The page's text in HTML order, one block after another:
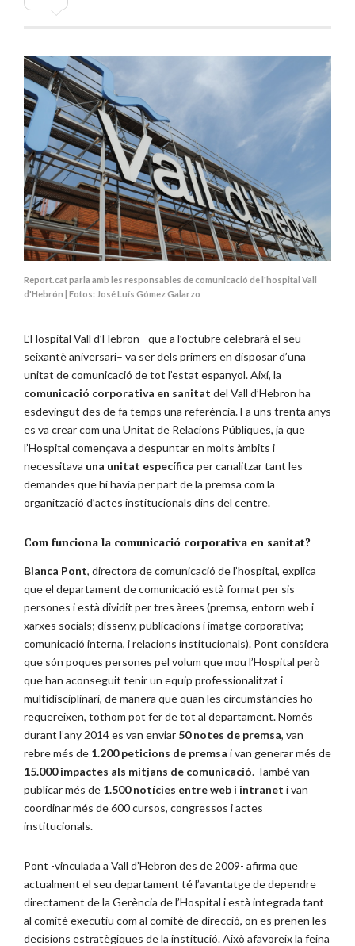
Report.cat parla amb les responsables de comunicació de l'hospital Vall
d'Hebrón | Fotos: José Luís Gómez Galarzo
L’Hospital Vall d’Hebron –que a l’octubre celebrarà el seu
seixantè aniversari– va ser dels primers en disposar d’una
unitat de comunicació de tot l’estat espanyol. Així, la
comunicació corporativa en sanitat del Vall d’Hebron ha
esdevingut des de fa temps una referència. Fa uns trenta anys
es va crear com una Unitat de Relacions Públiques, ja que
l’Hospital començava a despuntar en molts àmbits i
necessitava una unitat específica per canalitzar tant les
demandes que hi havia per part de la premsa com la
organització d’actes institucionals dins del centre.
Com funciona la comunicació corporativa en sanitat?
Bianca Pont, directora de comunicació de l’hospital, explica
que el departament de comunicació està format per sis
persones i està dividit per tres àrees (premsa, entorn web i
xarxes socials; disseny, publicacions i imatge corporativa;
comunicació interna, i relacions institucionals). Pont considera
que són poques persones pel volum que mou l’Hospital però
que han aconseguit tenir un equip professionalitzat i
multidisciplinari, de manera que quan les circumstàncies ho
requereixen, tothom pot fer de tot al departament. Només
durant l’any 2014 es van enviar 50 notes de premsa, van
rebre més de 1.200 peticions de premsa i van generar més de
15.000 impactes als mitjans de comunicació. També van
publicar més de 1.500 notícies entre web i intranet i van
coordinar més de 600 cursos, congressos i actes
institucionals.
Pont -vinculada a Vall d’Hebron des de 2009- afirma que
actualment el seu departament té l’avantatge de dependre
directament de la Gerència de l’Hospital i està integrada tant
al comitè executiu com al comitè de direcció, on es prenen les
decisions estratègiques de la institució. Això afavoreix la feina